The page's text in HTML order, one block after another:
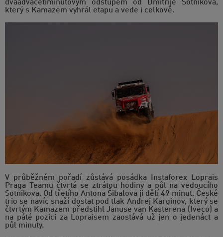
dvaadvacetiminutovým odstupem od Dmitrije Sotnikova,
který s Kamazem vyhrál etapu a vede i celkově.
V průběžném pořadí zůstává posádka Instaforex Loprais
Praga Teamu čtvrtá se ztrátou hodiny a půl na vedoucího
Sotnikova. Od třetího Antona Šibalova ji dělí 49 minut. České
trio se navíc snaží dostat pod tlak Andrej Karginov, který se
čtvrtým Kamazem předstihl Januse van Kasterena (Iveco) a
na páté pozici za Lopraisem zaostává už jen o jedenáct a
půl minuty.